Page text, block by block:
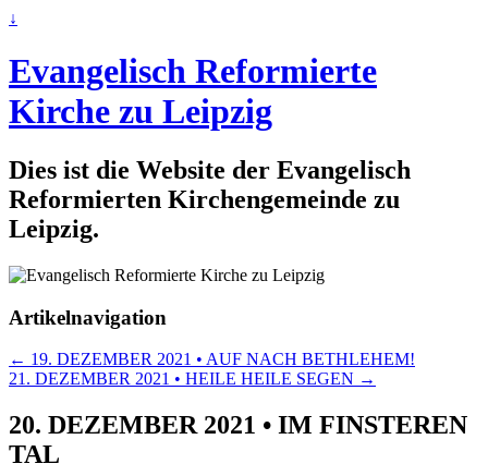
↓
Evangelisch Reformierte
Kirche zu Leipzig
Dies ist die Website der Evangelisch
Reformierten Kirchengemeinde zu
Leipzig.
Artikelnavigation
← 19. DEZEMBER 2021 • AUF NACH BETHLEHEM!
21. DEZEMBER 2021 • HEILE HEILE SEGEN →
20. DEZEMBER 2021 • IM FINSTEREN
TAL